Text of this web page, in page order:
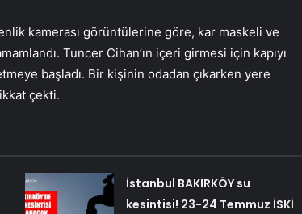
kamerası görüntülerine göre, kar maskeli ve
Tuncer Cihan’ın içeri girmesi için kapıyı
başladı. Bir kişinin odadan çıkarken yere
çekti.
İstanbul BAKIRKÖY su
kesintisi! 23-24 Temmuz İSKİ